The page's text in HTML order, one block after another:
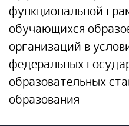
функциональной
обучающихся
организаций в
федеральных
образовательных
образования